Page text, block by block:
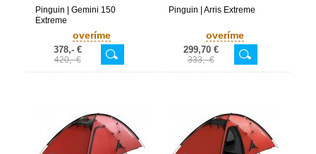
Pinguin | Gemini 150
Extreme
overíme
378,- €
420,- €
Pinguin | Arris Extreme
overíme
299,70 €
333,- €